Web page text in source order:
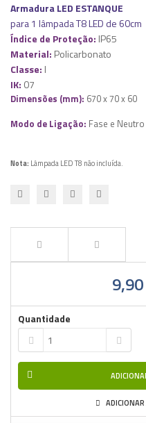
Armadura LED ESTANQUE
para 1 lâmpada T8 LED de 60cm
Índice de Proteção: IP65
Material: Policarbonato
Classe: I
IK: 07
Dimensões (mm): 670 x 70 x 60
Modo de Ligação: Fase e
Nota: Lâmpada LED T8 não incluída.
Quantidade
ADICIONAR